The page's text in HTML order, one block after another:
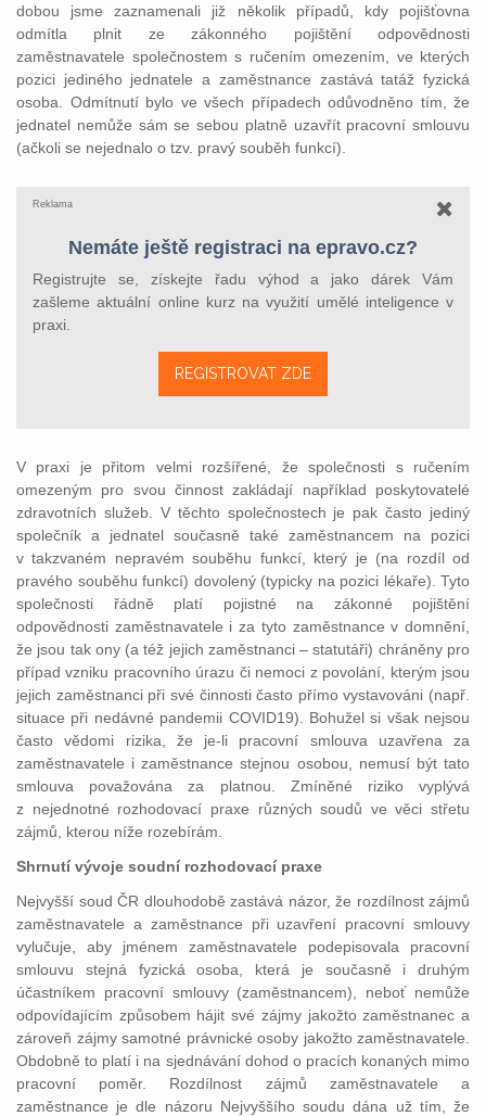
dobou jsme zaznamenali již několik případů, kdy pojišťovna
odmítla plnit ze zákonného pojištění odpovědnosti
zaměstnavatele společnostem s ručením omezením, ve kterých
pozici jediného jednatele a zaměstnance zastává tatáž fyzická
osoba. Odmítnutí bylo ve všech případech odůvodněno tím, že
jednatel nemůže sám se sebou platně uzavřít pracovní smlouvu
(ačkoli se nejednalo o tzv. pravý souběh funkcí).
Reklama
Nemáte ještě registraci na epravo.cz?
Registrujte se, získejte řadu výhod a jako dárek Vám
zašleme aktuální online kurz na využití umělé inteligence v
praxi.
REGISTROVAT ZDE
V praxi je přitom velmi rozšířené, že společnosti s ručením
omezeným pro svou činnost zakládají například poskytovatelé
zdravotních služeb. V těchto společnostech je pak často jediný
společník a jednatel současně také zaměstnancem na pozici
v takzvaném nepravém souběhu funkcí, který je (na rozdíl od
pravého souběhu funkcí) dovolený (typicky na pozici lékaře). Tyto
společnosti řádně platí pojistné na zákonné pojištění
odpovědnosti zaměstnavatele i za tyto zaměstnance v domnění,
že jsou tak ony (a též jejich zaměstnanci – statutáři) chráněny pro
případ vzniku pracovního úrazu či nemoci z povolání, kterým jsou
jejich zaměstnanci při své činnosti často přímo vystavováni (např.
situace při nedávné pandemii COVID19). Bohužel si však nejsou
často vědomi rizika, že je-li pracovní smlouva uzavřena za
zaměstnavatele i zaměstnance stejnou osobou, nemusí být tato
smlouva považována za platnou. Zmíněné riziko vyplývá
z nejednotné rozhodovací praxe různých soudů ve věci střetu
zájmů, kterou níže rozebírám.
Shrnutí vývoje soudní rozhodovací praxe
Nejvyšší soud ČR dlouhodobě zastává názor, že rozdílnost zájmů
zaměstnavatele a zaměstnance při uzavření pracovní smlouvy
vylučuje, aby jménem zaměstnavatele podepisovala pracovní
smlouvu stejná fyzická osoba, která je současně i druhým
účastníkem pracovní smlouvy (zaměstnancem), neboť nemůže
odpovídajícím způsobem hájit své zájmy jakožto zaměstnanec a
zároveň zájmy samotné právnické osoby jakožto zaměstnavatele.
Obdobně to platí i na sjednávání dohod o pracích konaných mimo
pracovní poměr. Rozdílnost zájmů zaměstnavatele a
zaměstnance je dle názoru Nejvyššího soudu dána už tím, že